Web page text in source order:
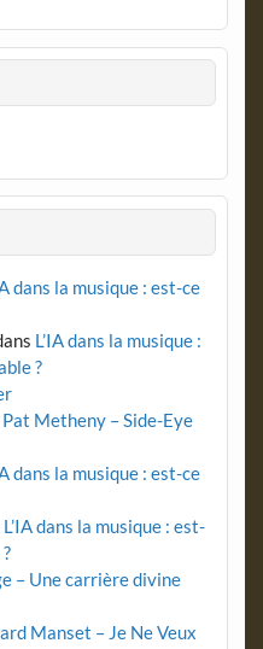
dans la musique : est-ce
L’IA dans la musique :
?
Pat Metheny – Side-Eye
dans la musique : est-ce
L’IA dans la musique : est-
– Une carrière divine
Manset – Je Ne Veux